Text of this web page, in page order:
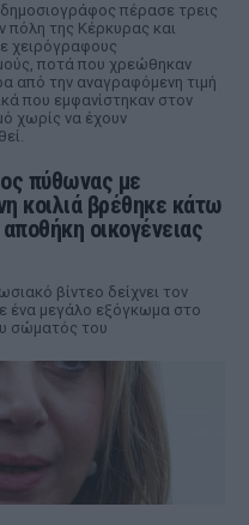
πέρασε τρεις
πόλη της Κέρκυρας και
χειρόγραφους
ποτά που χρεώθηκαν
από την αναγραφόμενη τιμή
που εμφανίστηκαν στον
χωρίς να έχουν
πύθωνας με
κοιλιά βρέθηκε κάτω
οικογένειας
βίντεο δείχνει τον
ένα μεγάλο εξόγκωμα στο
σώματός του